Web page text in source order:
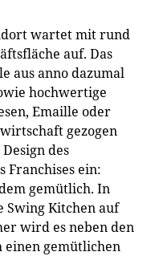
wartet mit rund
auf. Das
aus anno dazumal
hochwertige
Emaille oder
gezogen
des
Franchises ein:
gemütlich. In
Swing Kitchen auf
wird es neben den
einen gemütlichen